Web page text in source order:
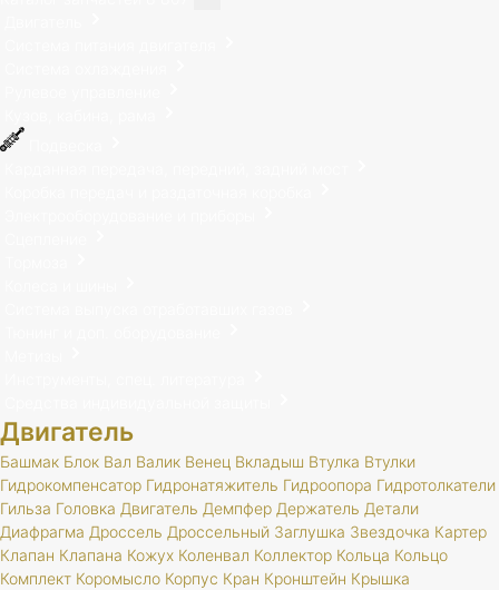
Двигатель
Башмак Блок Вал Валик Венец Вкладыш Втулка Втулки
Гидрокомпенсатор Гидронатяжитель Гидроопора Гидротолкатели
Гильза Головка Двигатель Демпфер Держатель Детали
Диафрагма Дроссель Дроссельный Заглушка Звездочка Картер
Клапан Клапана Кожух Коленвал Коллектор Кольца Кольцо
Комплект Коромысло Корпус Кран Кронштейн Крышка